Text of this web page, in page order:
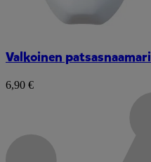
Valkoinen patsasnaamari
6,90 €